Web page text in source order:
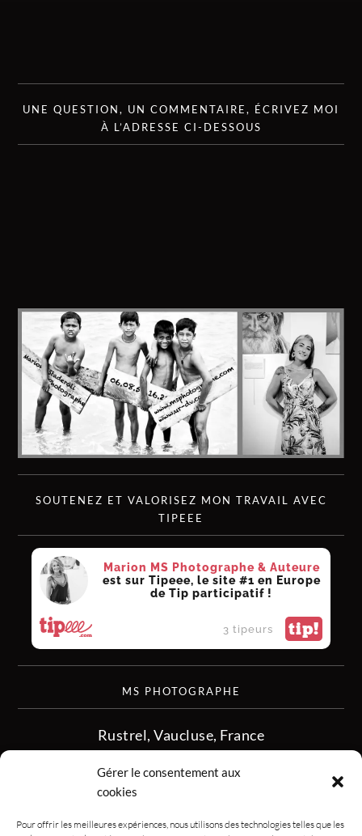
Gérer le consentement aux
cookies
Pour offrir les meilleures expériences, nous utilisons des technologies telles que les
UNE QUESTION, UN COMMENTAIRE, ÉCRIVEZ MOI
À L’ADRESSE CI-DESSOUS
SOUTENEZ ET VALORISEZ MON TRAVAIL AVEC
TIPEEE
Marion MS Photographe & Auteure
est sur Tipeee, le site #1 en Europe
de Tip participatif !
3 tipeurs tip!
MS PHOTOGRAPHE
Rustrel, Vaucluse, France
06.08.50.16.28
contact.msphotographe (at) gmail.com